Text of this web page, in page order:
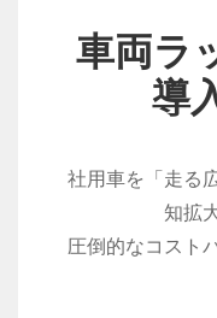
車両ラ
導
社用車を「走る
知拡
圧倒的なコスト